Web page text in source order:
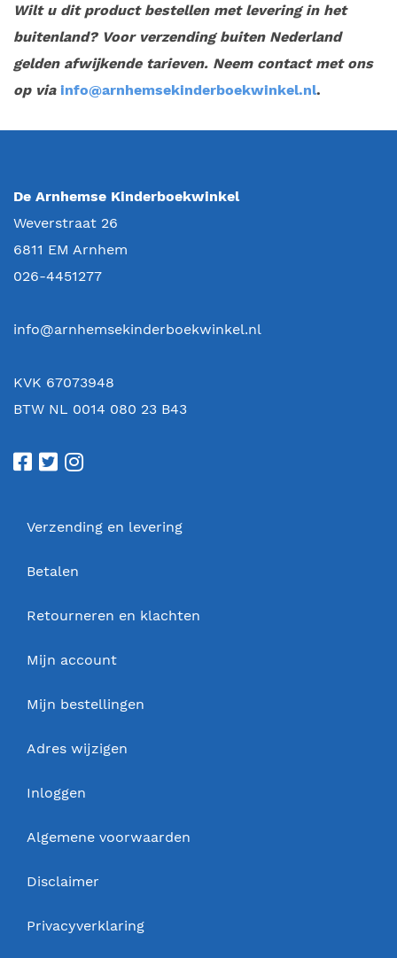
Wilt u dit product bestellen met levering in het
buitenland? Voor verzending buiten Nederland
gelden afwijkende tarieven. Neem contact met ons
op via info@arnhemsekinderboekwinkel.nl.
De Arnhemse Kinderboekwinkel
Weverstraat 26
6811 EM Arnhem
026-4451277
info@arnhemsekinderboekwinkel.nl
KVK 67073948
BTW NL 0014 080 23 B43
Verzending en levering
Betalen
Retourneren en klachten
Mijn account
Mijn bestellingen
Adres wijzigen
Inloggen
Algemene voorwaarden
Disclaimer
Privacyverklaring